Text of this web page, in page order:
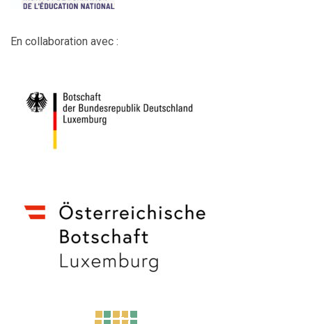
En collaboration avec :